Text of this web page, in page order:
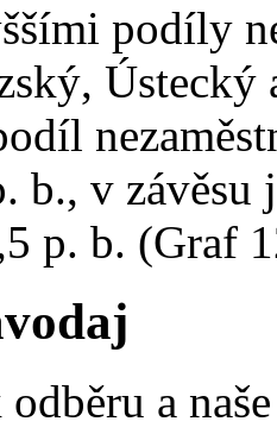
podíly
b., v závěsu
p. b. (Graf
odběru a